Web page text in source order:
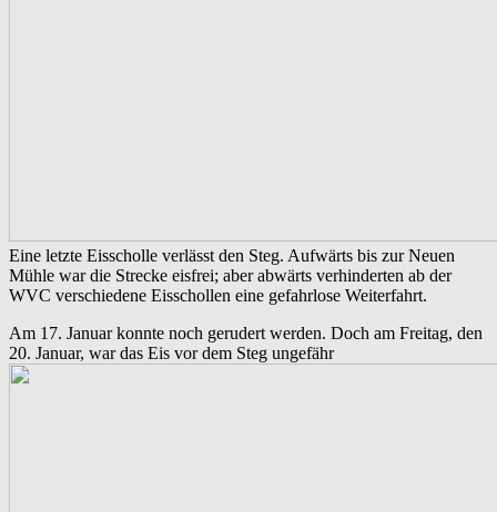
Eine letzte Eisscholle verlässt den Steg. Aufwärts bis zur Neuen
Mühle war die Strecke eisfrei; aber abwärts verhinderten ab der
WVC verschiedene Eisschollen eine gefahrlose Weiterfahrt.
Am 17. Januar konnte noch gerudert werden. Doch am Freitag, den
20. Januar, war das Eis vor dem Steg ungefähr